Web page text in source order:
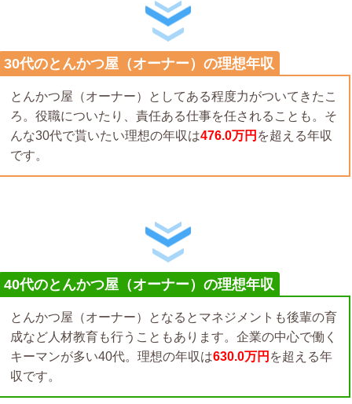
30代のとんかつ屋（オーナー）の理想年収
とんかつ屋（オーナー）としてある程度力がついてきたこ
ろ。役職についたり、責任ある仕事を任されることも。そ
んな30代で貰いたい理想の年収は476.0万円 を超える年収
です。
40代のとんかつ屋（オーナー）の理想年収
とんかつ屋（オーナー）となるとマネジメントも後輩の育
成など人材教育も行うこともあります。企業の中心で働く
キーマンが多い40代。理想の年収は630.0万円 を超える年
収です。